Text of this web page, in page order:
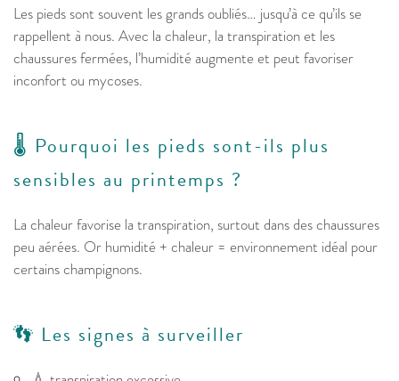
Les pieds sont souvent les grands oubliés… jusqu’à ce qu’ils se
rappellent à nous. Avec la chaleur, la transpiration et les
chaussures fermées, l’humidité augmente et peut favoriser
inconfort ou mycoses.
🌡️ Pourquoi les pieds sont-ils plus
sensibles au printemps ?
La chaleur favorise la transpiration, surtout dans des chaussures
peu aérées. Or humidité + chaleur = environnement idéal pour
certains champignons.
👣 Les signes à surveiller